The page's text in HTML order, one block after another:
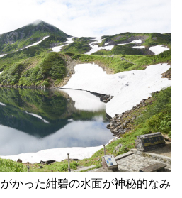
かった紺碧の水面が神秘的なみ